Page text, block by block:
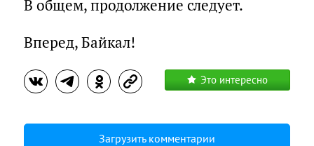
В общем, продолжение следует.
Вперед, Байкал!
Это интересно
Загрузить комментарии